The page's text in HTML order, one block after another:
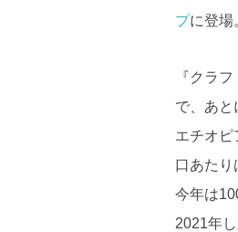
プに登場
『クラ
で、あと
エチオピ
口あたり
今年は
2021年